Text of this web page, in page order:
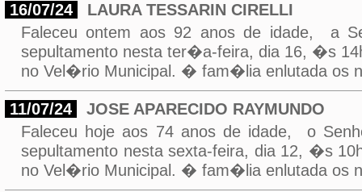
16/07/24
LAURA TESSARIN CIRELLI
Faleceu ontem aos 92 anos de idade, a
sepultamento nesta ter�a-feira, dia 16, �s
no Vel�rio Municipal. � fam�lia enlutada os
11/07/24
JOSE APARECIDO RAYMUNDO
Faleceu hoje aos 74 anos de idade, o
sepultamento nesta sexta-feira, dia 12, �s
no Vel�rio Municipal. � fam�lia enlutada os